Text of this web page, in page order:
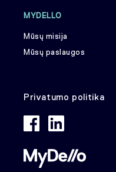
MYDELLO
Mūsų misija
Mūsų paslaugos
Privatumo politika